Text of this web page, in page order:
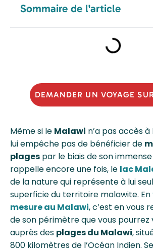
Même si le Malawi n’a pas accès
lui empêche pas de bénéficier de
plages par le biais de son
rappelle encore une fois, le lac
de la nature qui représente à lui
superficie du territoire malawite. En
mesure au Malawi, c’est en vous
de son périmètre que vous pourrez
auprès des plages du Malawi,
800 kilomètres de l’Océan Indien.
Sommaire de l'article
DEMANDER UN VOYAGE